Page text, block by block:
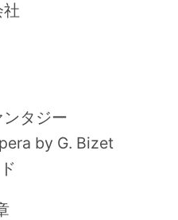
タジー
by G. Bizet